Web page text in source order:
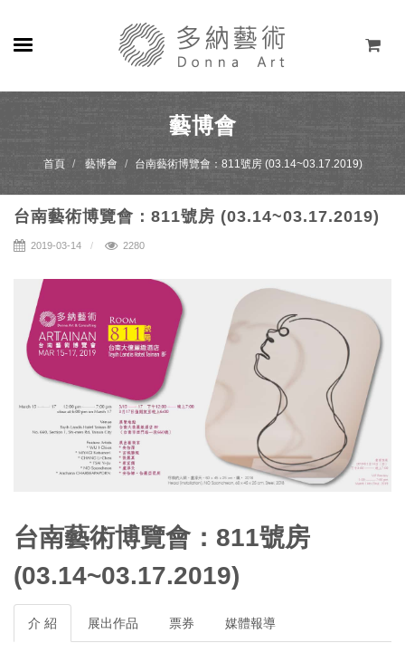
藝術家
EN
藝博會
首頁 藝博會 台南藝術博覽會：811號房 (03.14~03.17.2019)
台南藝術博覽會：811號房 (03.14~03.17.2019)
2019-03-14 2280
台南藝術博覽會：811號房
(03.14~03.17.2019)
介 紹 展出作品 票券 媒體報導